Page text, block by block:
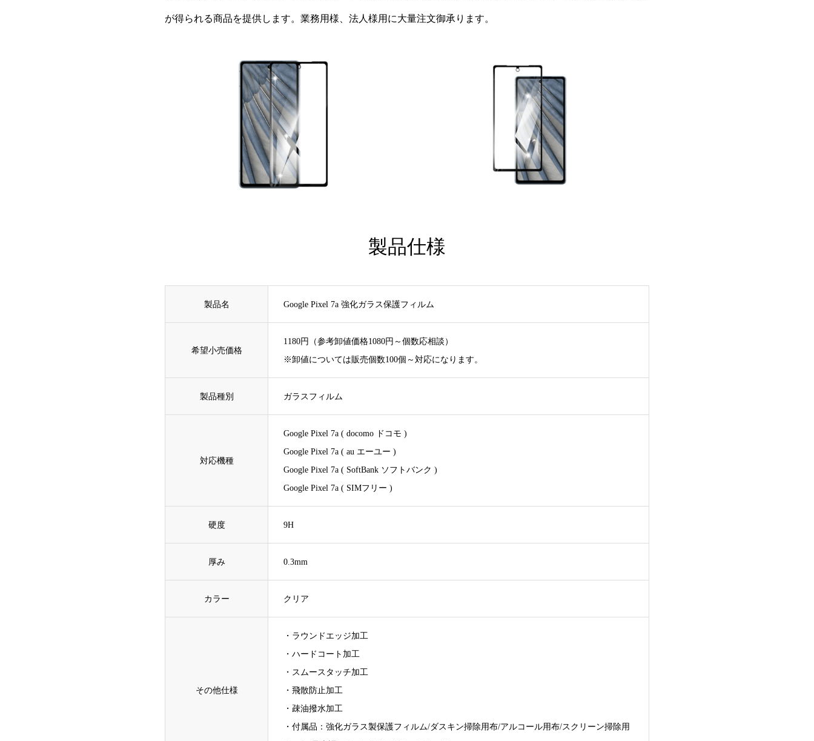
が得られる商品を提供します。業務用様、法人様用に大量注文御承ります。
製品仕様
製品名 Google Pixel 7a 強化ガラス保護フィルム
希望小売価格
1180円（参考卸値価格1080円～個数応相談）
※卸値については販売個数100個～対応になります。
製品種別 ガラスフィルム
対応機種
Google Pixel 7a ( docomo ドコモ )
Google Pixel 7a ( au エーユー )
Google Pixel 7a ( SoftBank ソフトバンク )
Google Pixel 7a ( SIMフリー )
硬度 9H
厚み 0.3mm
カラー クリア
その他仕様
・ラウンドエッジ加工
・ハードコート加工
・スムースタッチ加工
・飛散防止加工
・疎油撥水加工
・付属品：強化ガラス製保護フィルム/ダスキン掃除用布/アルコール用布/スクリーン掃除用